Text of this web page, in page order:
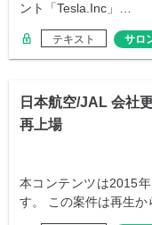
ント「Tesla.Inc」…
テキスト サロ
日本航空/JAL 会社
再上場
本コンテンツは2015
す。 この案件は再生か